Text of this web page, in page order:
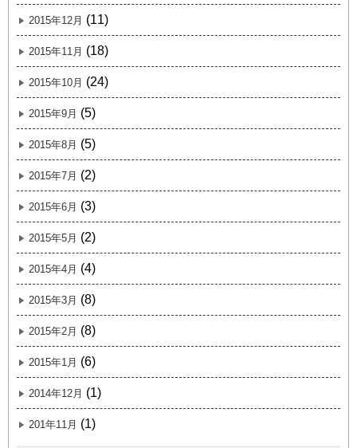
2015年12月 (11)
2015年11月 (18)
2015年10月 (24)
2015年9月 (5)
2015年8月 (5)
2015年7月 (2)
2015年6月 (3)
2015年5月 (2)
2015年4月 (4)
2015年3月 (8)
2015年2月 (8)
2015年1月 (6)
2014年12月 (1)
201年11月 (1)